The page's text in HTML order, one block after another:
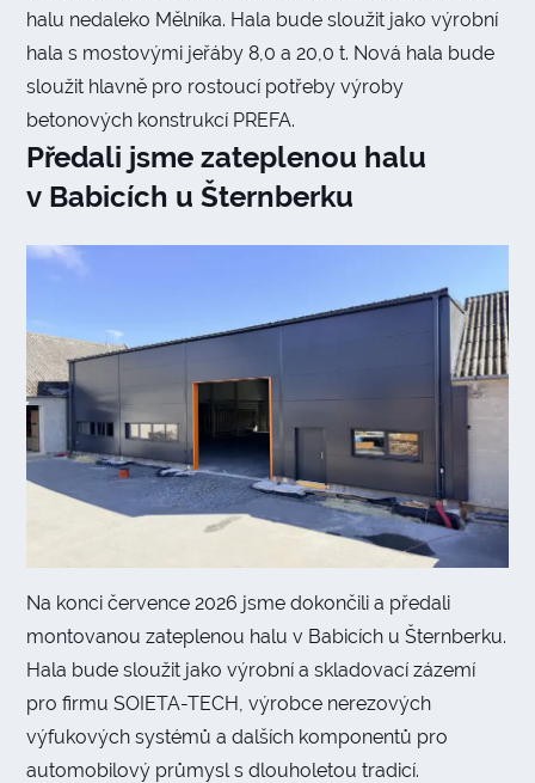
halu nedaleko Mělníka. Hala bude sloužit jako výrobní
hala s mostovými jeřáby 8,0 a 20,0 t. Nová hala bude
sloužit hlavně pro rostoucí potřeby výroby
betonových konstrukcí PREFA.
Předali jsme zateplenou halu
v Babicích u Šternberku
Na konci července 2026 jsme dokončili a předali
montovanou zateplenou halu v Babicích u Šternberku.
Hala bude sloužit jako výrobní a skladovací zázemí
pro firmu SOIETA-TECH, výrobce nerezových
výfukových systémů a dalších komponentů pro
automobilový průmysl s dlouholetou tradicí.